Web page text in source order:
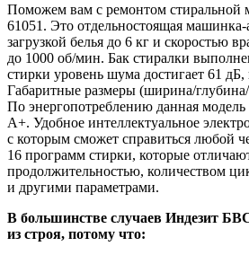
Поможем вам с ремонтом
61051. Это отдельностоящая
загрузкой белья до 6 кг и скоростью
до 1000 об/мин. Бак стиралки
стирки уровень шума достигает 61
Габаритные размеры (ширина/
По энергопотреблению данная модель
A+. Удобное интеллектуальное
с которым сможет справиться любой
16 программ стирки, которые
продолжительностью, количеством
и другими параметрами.
В большинстве случаев Индезит
из строя, потому что: